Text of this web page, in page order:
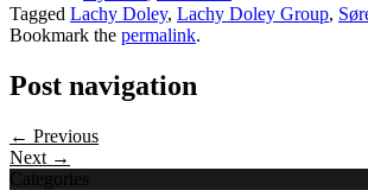
Tagged Lachy Doley, Lachy Doley Group,
Bookmark the permalink.
Post navigation
← Previous
Next →
Categories